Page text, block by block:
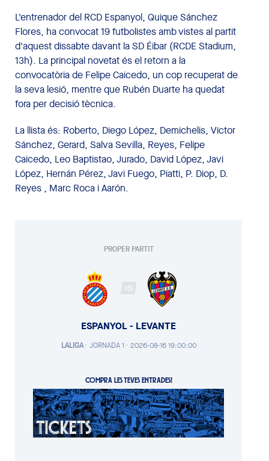
L'entrenador del RCD Espanyol, Quique Sánchez
Flores, ha convocat 19 futbolistes amb vistes al partit
d'aquest dissabte davant la SD Éibar (RCDE Stadium,
13h). La principal novetat és el retorn a la
convocatòria de Felipe Caicedo, un cop recuperat de
la seva lesió, mentre que Rubén Duarte ha quedat
fora per decisió tècnica.
La llista és: Roberto, Diego López, Demichelis, Víctor
Sánchez, Gerard, Salva Sevilla, Reyes, Felipe
Caicedo, Leo Baptistao, Jurado, David López, Javi
López, Hernán Pérez, Javi Fuego, Piatti, P. Diop, D.
Reyes , Marc Roca i Aarón.
PROPER PARTIT
VS
ESPANYOL - LEVANTE
LALIGA· JORNADA 1 · 2026-08-16 19:00:00
COMPRA LES TEVES ENTRADES!